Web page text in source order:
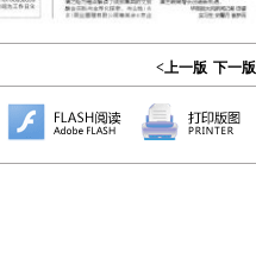
下一
<上一版